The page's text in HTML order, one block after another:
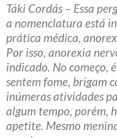
Táki Cordás – Essa
a nomenclatura está
prática médica,
Por isso, anorexia
indicado. No começo,
sentem fome, brigam
inúmeras atividades
algum tempo, porém,
apetite. Mesmo